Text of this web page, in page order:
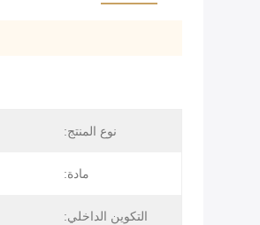
نوع المنتج:
مادة:
التكوين الداخلي: